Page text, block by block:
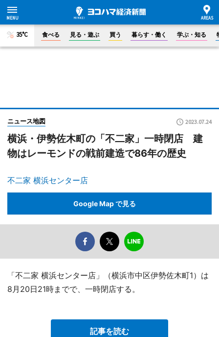
35°C 食べる 見る・遊ぶ 買う 暮らす・働く 学ぶ・知る
ニュース地図 2023.07.24
横浜・伊勢佐木町の「不二家」一時閉店 建
物はレーモンドの戦前建造で86年の歴史
不二家 横浜センター店
Google Map で見る
「不二家 横浜センター店」（横浜市中区伊勢佐木町1）は
8月20日21時までで、一時閉店する。
記事を読む